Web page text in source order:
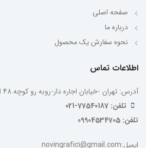
صفحه اصلی
درباره ما
نحوه سفارش یک محصول
اطلاعات تماس
آدرس: تهران -خیابان اجاره دار-روبه رو کوچه 48 ام-شرکت نوین گرافیک
تلفن: 77540187-021
تلفن: 09904534705
ایمیل:novingrafic1@gmail.com